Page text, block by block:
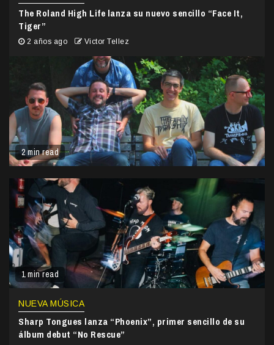
2 min read
The Roland High Life lanza su nuevo sencillo “Face It,
Tiger”
2 años ago Victor Tellez
1 min read
NUEVA MÚSICA
Sharp Tongues lanza “Phoenix”, primer sencillo de su
álbum debut “No Rescue”